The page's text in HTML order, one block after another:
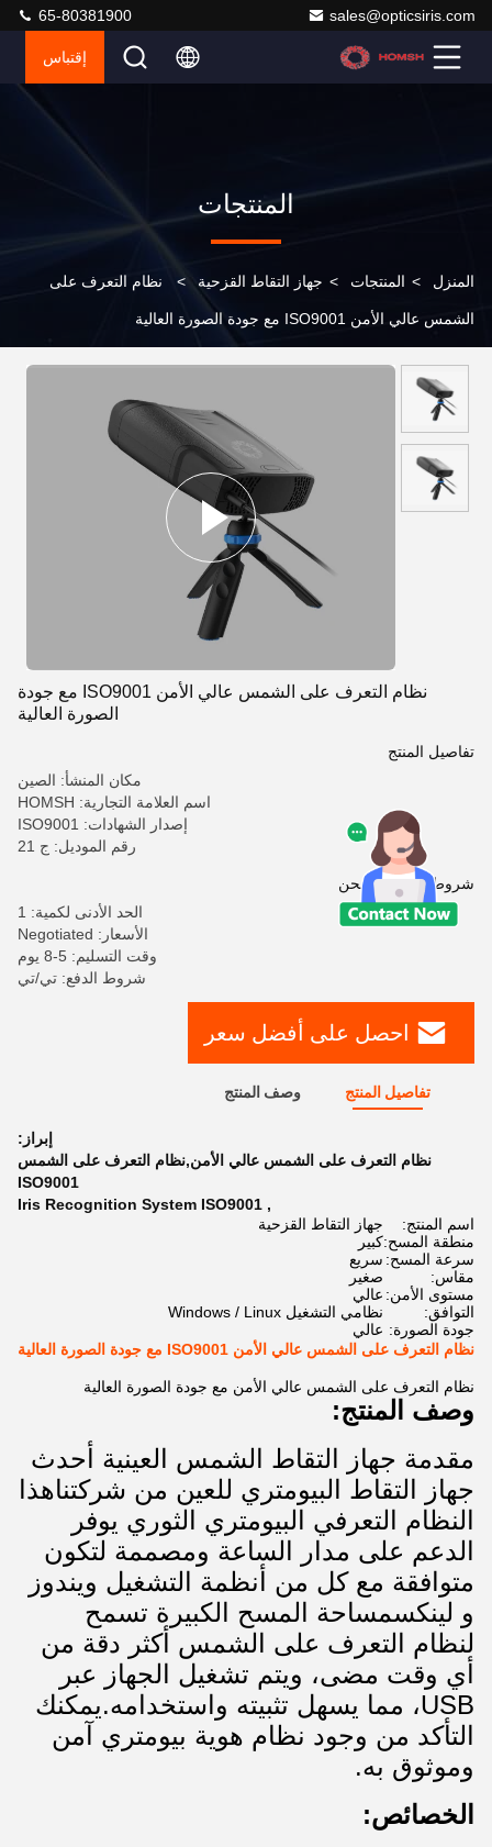
sales@opticsiris.com
65-80381900
إقتباس
المنتجات
المنزل > المنتجات > جهاز التقاط القزحية > نظام التعرف على
الشمس عالي الأمن ISO9001 مع جودة الصورة العالية
نظام التعرف على الشمس عالي الأمن ISO9001 مع جودة
الصورة العالية
تفاصيل المنتج
مكان المنشأ: الصين
اسم العلامة التجارية: HOMSH
إصدار الشهادات: ISO9001
رقم الموديل: ج 21
شروط الدفع والشحن
الحد الأدنى لكمية: 1
الأسعار: Negotiated
وقت التسليم: 5-8 يوم
شروط الدفع: تي/تي
احصل على أفضل سعر
تفاصيل المنتج وصف المنتج
إبراز:
نظام التعرف على الشمس عالي الأمن,نظام التعرف على الشمس
ISO9001
,
Iris Recognition System ISO9001
اسم المنتج:
جهاز التقاط القزحية
منطقة المسح:كبير
سرعة المسح: سريع
مقاس:
صغير
مستوى الأمن: عالي
التوافق:
نظامي التشغيل Windows / Linux
جودة الصورة: عالي
نظام التعرف على الشمس عالي الأمن ISO9001 مع جودة الصورة العالية
نظام التعرف على الشمس عالي الأمن مع جودة الصورة العالية
وصف المنتج:
مقدمة جهاز التقاط الشمس العينية أحدث
جهاز التقاط البيومتري للعين من شركتناهذا
النظام التعرفي البيومتري الثوري يوفر
الدعم على مدار الساعة ومصممة لتكون
متوافقة مع كل من أنظمة التشغيل ويندوز
و لينكسمساحة المسح الكبيرة تسمح
لنظام التعرف على الشمس أكثر دقة من
أي وقت مضى، ويتم تشغيل الجهاز عبر
USB، مما يسهل تثبيته واستخدامه.يمكنك
التأكد من وجود نظام هوية بيومتري آمن
وموثوق به.
الخصائص: